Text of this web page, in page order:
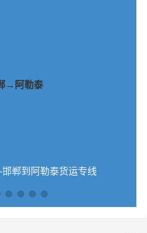
→阿勒泰
郸到阿勒泰货运专线